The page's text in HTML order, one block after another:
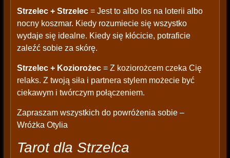
Strzelec + Strzelec= Jest to albo los na loterii albo
nocny koszmar. Kiedy rozumiecie się wszystko
wydaje się idealne. Kiedy się kłócicie, potraficie
zaleźć sobie za skórę.
Strzelec + Koziorożec= Z koziorożcem czeka Cię
relaks. Z twoją siła i partnera stylem możecie być
ciekawym i twórczym połączeniem.
Zapraszam wszystkich do powróżenia sobie –
Wróżka Otylia
Tarot dla Strzelca